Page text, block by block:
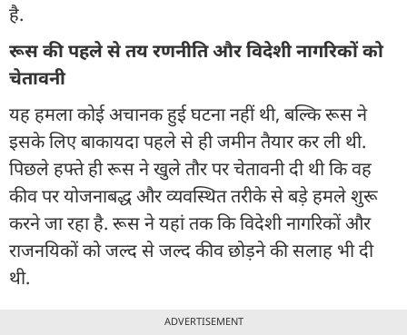
है.
रूस की पहले से तय रणनीति और विदेशी नागरिकों को
चेतावनी
यह हमला कोई अचानक हुई घटना नहीं थी, बल्कि रूस ने
इसके लिए बाकायदा पहले से ही जमीन तैयार कर ली थी.
पिछले हफ्ते ही रूस ने खुले तौर पर चेतावनी दी थी कि वह
कीव पर योजनाबद्ध और व्यवस्थित तरीके से बड़े हमले शुरू
करने जा रहा है. रूस ने यहां तक कि विदेशी नागरिकों और
राजनयिकों को जल्द से जल्द कीव छोड़ने की सलाह भी दी
थी.
ADVERTISEMENT